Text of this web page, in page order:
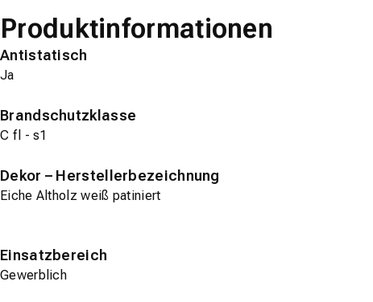
Produktinformationen
Antistatisch
Ja
Brandschutzklasse
C fl - s1
Dekor – Herstellerbezeichnung
Eiche Altholz weiß patiniert
Einsatzbereich
Gewerblich